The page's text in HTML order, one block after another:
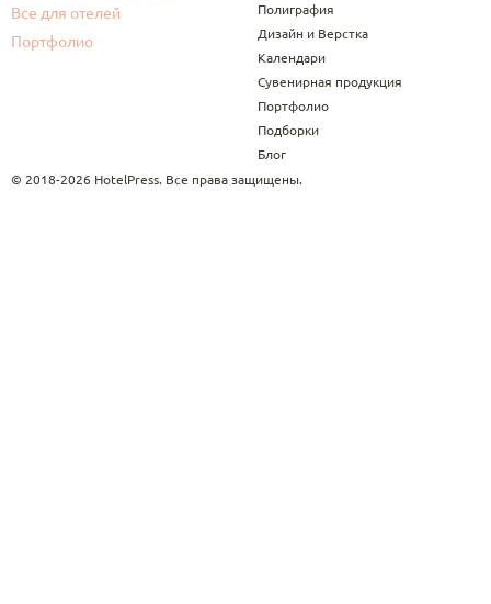
Все для отелей
Портфолио
Полиграфия
Дизайн и Верстка
Календари
Сувенирная продукция
Портфолио
Подборки
Блог
© 2018-2026 HotelPress. Все права защищены.